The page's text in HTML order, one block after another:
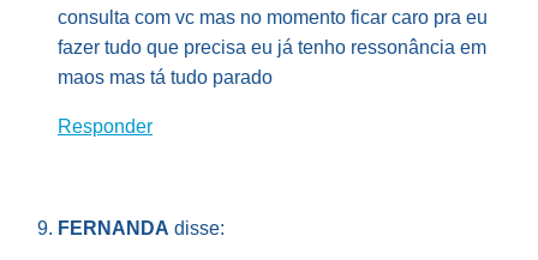
consulta com vc mas no momento ficar caro pra eu
fazer tudo que precisa eu já tenho ressonância em
maos mas tá tudo parado
Responder
FERNANDA disse: